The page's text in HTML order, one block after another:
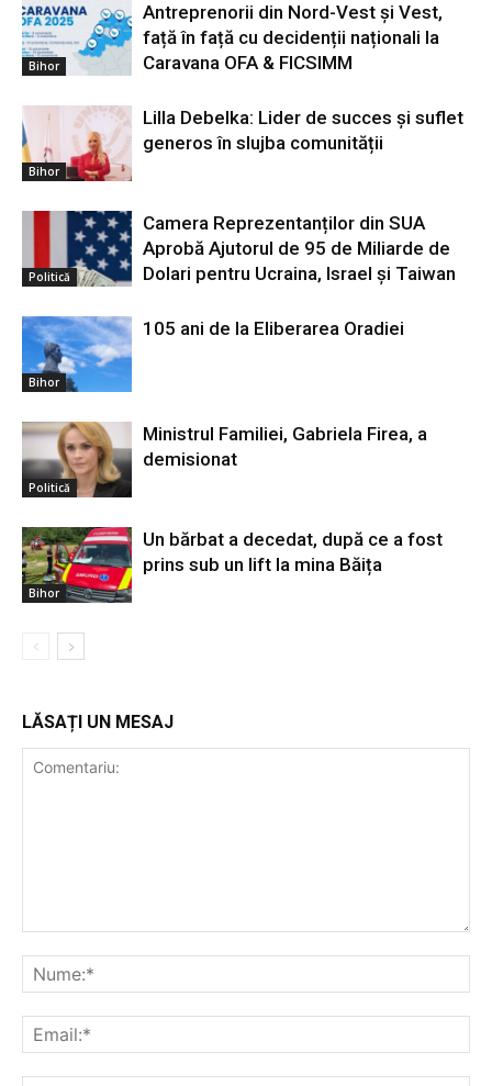
Bihor
Antreprenorii din Nord-Vest și Vest,
față în față cu decidenții naționali la
Caravana OFA & FICSIMM
Bihor
Lilla Debelka: Lider de succes și suflet
generos în slujba comunității
Politică
Camera Reprezentanților din SUA
Aprobă Ajutorul de 95 de Miliarde de
Dolari pentru Ucraina, Israel și Taiwan
Bihor
105 ani de la Eliberarea Oradiei
Politică
Ministrul Familiei, Gabriela Firea, a
demisionat
Bihor
Un bărbat a decedat, după ce a fost
prins sub un lift la mina Băița
LĂSAȚI UN MESAJ